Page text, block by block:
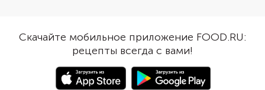
будет просто не отличить.
Сюрприз на елке сможет выдать
только манящий аромат корицы,
ванили и меда, которые
добавляются в тесто.
или дроблеными
цедрой, цукатами или
сухофруктами. Внутри
шоколадные пряники
Скачайте мобильное приложение FOOD.RU:
рецепты всегда с вами!